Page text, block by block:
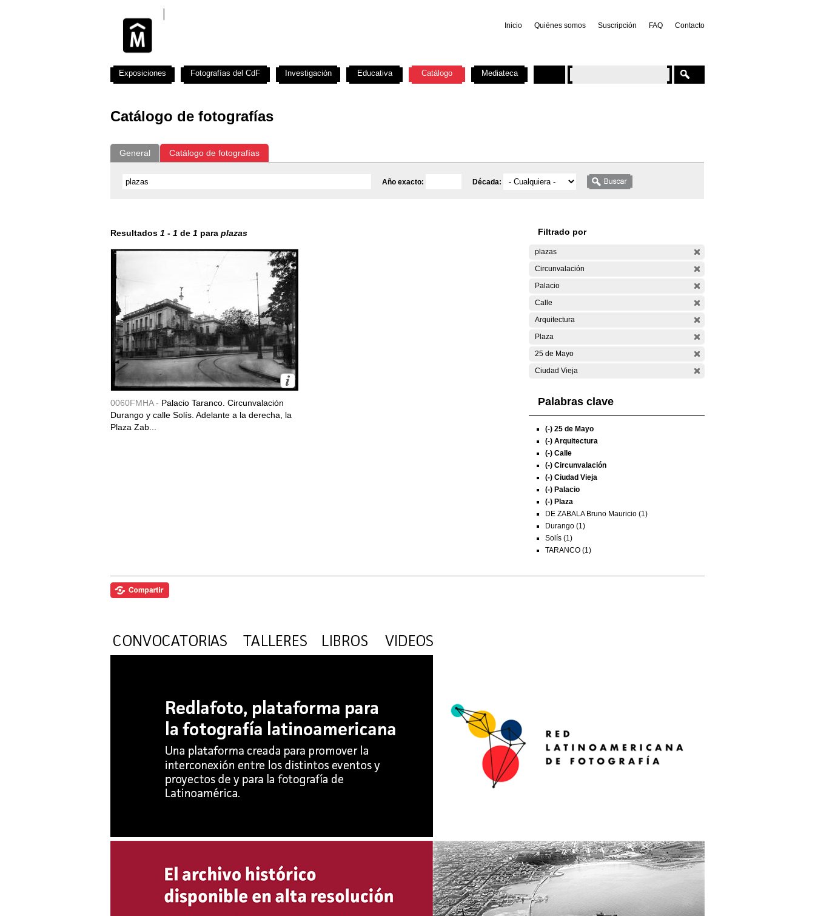
Inicio Quiénes somos Suscripción FAQ Contacto
Catálogo de fotografías
General Catálogo de fotografías
Año exacto: Década:
Resultados 1 - 1 de 1 para plazas
0060FMHA - Palacio Taranco. Circunvalación
Durango y calle Solís. Adelante a la derecha, la
Plaza Zab...
Filtrado por
plazas
Circunvalación
Palacio
Calle
Arquitectura
Plaza
25 de Mayo
Ciudad Vieja
Palabras clave
(-) 25 de Mayo
(-) Arquitectura
(-) Calle
(-) Circunvalación
(-) Ciudad Vieja
(-) Palacio
(-) Plaza
DE ZABALA Bruno Mauricio (1)
Durango (1)
Solís (1)
TARANCO (1)
Exposiciones Fotografías del CdF Investigación Educativa Catálogo Mediateca